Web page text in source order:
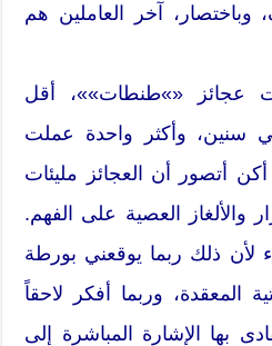
آخر العاملين هم
عجائز «»طنطات»»، أقل
سنين، وأكثر واحدة عملت
أتصور أن العجائز مليئات
والألغاز العصية على الفهم.
ذلك ربما يوقعني بورطة
المعقدة، وربما أفكر لاحقاً
بها الإشارة المباشرة إلى